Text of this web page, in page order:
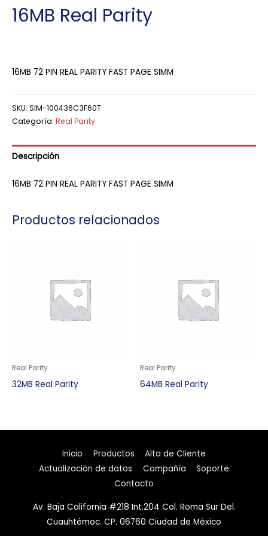
16MB Real Parity
16MB 72 PIN REAL PARITY FAST PAGE SIMM
SKU: SIM-100436C3F60T
Categoría: Real Parity
Descripción
16MB 72 PIN REAL PARITY FAST PAGE SIMM
Productos relacionados
Real Parity
32MB Real Parity
Real Parity
64MB Real Parity
Inicio Productos
Alta de Cliente
Actualización de datos
Compañía
Soporte
Contacto
Av. Baja California #218 Int.204 Col. Roma Sur Del.
Cuauhtémoc. CP. 06760 Ciudad de México